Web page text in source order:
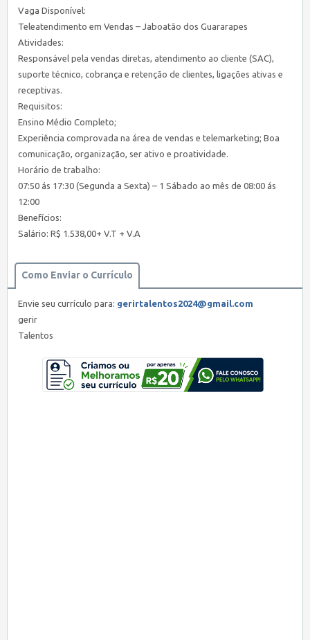
Vaga Disponível:
Teleatendimento em Vendas – Jaboatão dos Guararapes
Atividades:
Responsável pela vendas diretas, atendimento ao cliente (SAC),
suporte técnico, cobrança e retenção de clientes, ligações ativas e
receptivas.
Requisitos:
Ensino Médio Completo;
Experiência comprovada na área de vendas e telemarketing; Boa
comunicação, organização, ser ativo e proatividade.
Horário de trabalho:
07:50 ás 17:30 (Segunda a Sexta) – 1 Sábado ao mês de 08:00 ás
12:00
Benefícios:
Salário: R$ 1.538,00+ V.T + V.A
Como Enviar o Currículo
Envie seu currículo para: gerirtalentos2024@gmail.com
gerir
Talentos